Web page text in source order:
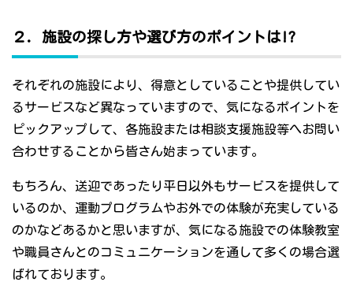
２．施設の探し方や選び方のポイントは!?
それぞれの施設により、得意としていることや提供してい
るサービスなど異なっていますので、気になるポイントを
ピックアップして、各施設または相談支援施設等へお問い
合わせすることから皆さん始まっています。
もちろん、送迎であったり平日以外もサービスを提供して
いるのか、運動プログラムやお外での体験が充実している
のかなどあるかと思いますが、気になる施設での体験教室
や職員さんとのコミュニケーションを通して多くの場合選
ばれております。